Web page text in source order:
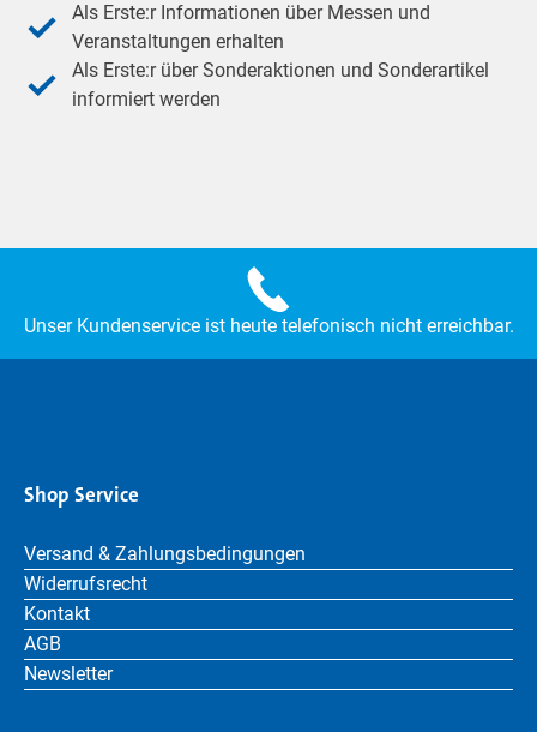
Als Erste:r Informationen über Messen und
Veranstaltungen erhalten
Als Erste:r über Sonderaktionen und Sonderartikel
informiert werden
Unser Kundenservice ist heute telefonisch nicht erreichbar.
Shop Service
Versand & Zahlungsbedingungen
Widerrufsrecht
Kontakt
AGB
Newsletter